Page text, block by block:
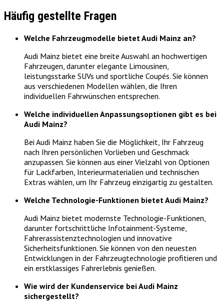
Häufig gestellte Fragen
Welche Fahrzeugmodelle bietet Audi Mainz an?
Audi Mainz bietet eine breite Auswahl an hochwertigen
Fahrzeugen, darunter elegante Limousinen,
leistungsstarke SUVs und sportliche Coupés. Sie können
aus verschiedenen Modellen wählen, die Ihren
individuellen Fahrwünschen entsprechen.
Welche individuellen Anpassungsoptionen gibt es bei
Audi Mainz?
Bei Audi Mainz haben Sie die Möglichkeit, Ihr Fahrzeug
nach Ihren persönlichen Vorlieben und Geschmack
anzupassen. Sie können aus einer Vielzahl von Optionen
für Lackfarben, Interieurmaterialien und technischen
Extras wählen, um Ihr Fahrzeug einzigartig zu gestalten.
Welche Technologie-Funktionen bietet Audi Mainz?
Audi Mainz bietet modernste Technologie-Funktionen,
darunter fortschrittliche Infotainment-Systeme,
Fahrerassistenztechnologien und innovative
Sicherheitsfunktionen. Sie können von den neuesten
Entwicklungen in der Fahrzeugtechnologie profitieren und
ein erstklassiges Fahrerlebnis genießen.
Wie wird der Kundenservice bei Audi Mainz
sichergestellt?